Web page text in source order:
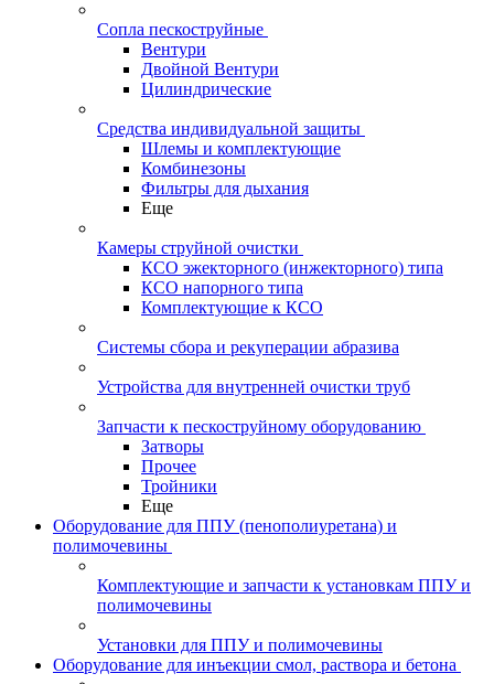
Сопла пескоструйные
Вентури
Двойной Вентури
Цилиндрические
Средства индивидуальной защиты
Шлемы и комплектующие
Комбинезоны
Фильтры для дыхания
Еще
Камеры струйной очистки
КСО эжекторного (инжекторного) типа
КСО напорного типа
Комплектующие к КСО
Системы сбора и рекуперации абразива
Устройства для внутренней очистки труб
Запчасти к пескоструйному оборудованию
Затворы
Прочее
Тройники
Еще
Оборудование для ППУ (пенополиуретана) и
полимочевины
Комплектующие и запчасти к установкам ППУ и
полимочевины
Установки для ППУ и полимочевины
Оборудование для инъекции смол, раствора и бетона